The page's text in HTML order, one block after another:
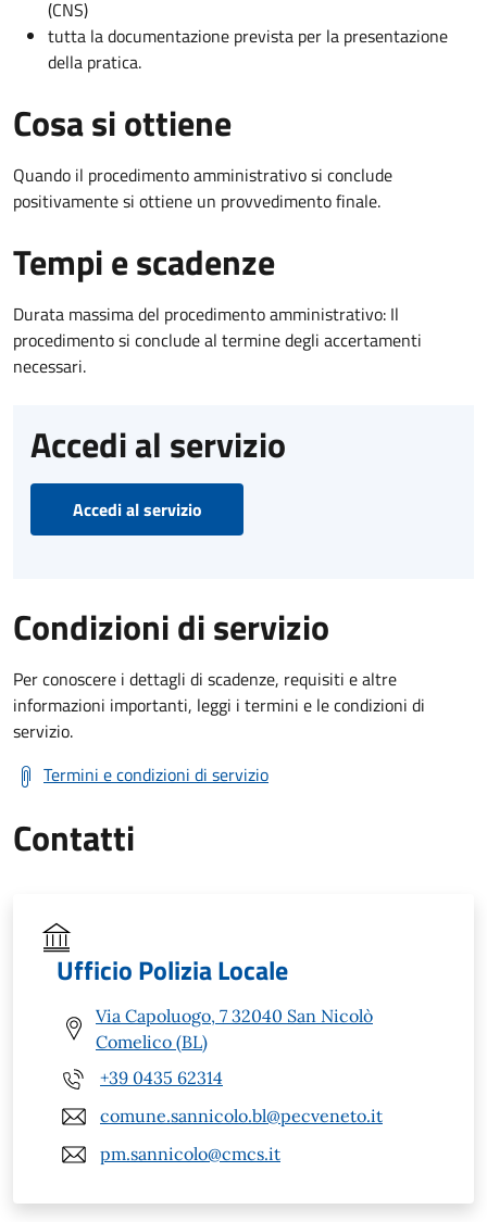
(CNS)
tutta la documentazione prevista per la presentazione
della pratica.
Cosa si ottiene
Quando il procedimento amministrativo si conclude
positivamente si ottiene un provvedimento finale.
Tempi e scadenze
Durata massima del procedimento amministrativo: Il
procedimento si conclude al termine degli accertamenti
necessari.
Accedi al servizio
Accedi al servizio
Condizioni di servizio
Per conoscere i dettagli di scadenze, requisiti e altre
informazioni importanti, leggi i termini e le condizioni di
servizio.
Termini e condizioni di servizio
Contatti
Ufficio Polizia Locale
Via Capoluogo, 7 32040 San Nicolò
Comelico (BL)
+39 0435 62314
comune.sannicolo.bl@pecveneto.it
pm.sannicolo@cmcs.it